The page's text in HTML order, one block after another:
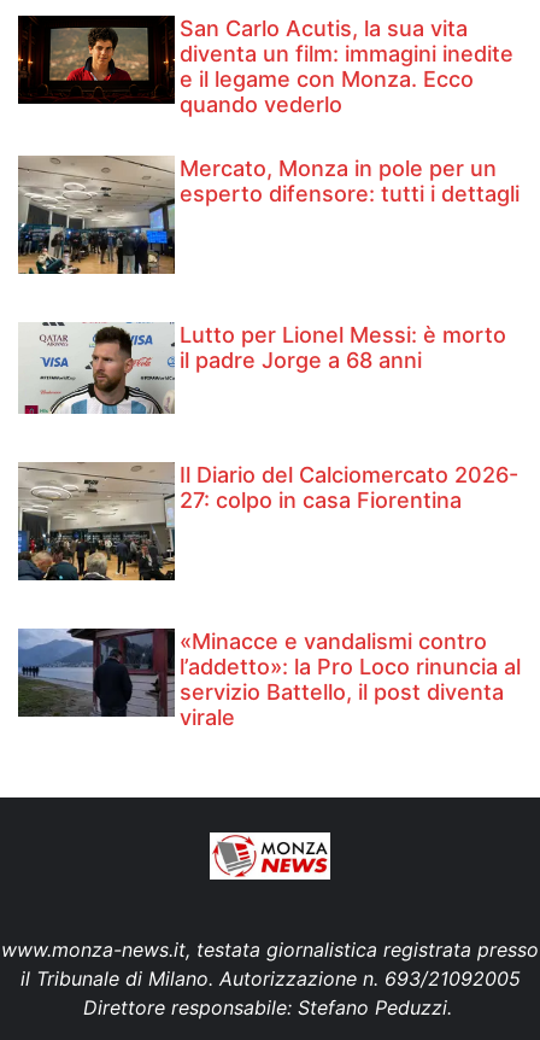
San Carlo Acutis, la sua vita
diventa un film: immagini inedite
e il legame con Monza. Ecco
quando vederlo
Mercato, Monza in pole per un
esperto difensore: tutti i dettagli
Lutto per Lionel Messi: è morto
il padre Jorge a 68 anni
Il Diario del Calciomercato 2026-
27: colpo in casa Fiorentina
«Minacce e vandalismi contro
l’addetto»: la Pro Loco rinuncia al
servizio Battello, il post diventa
virale
www.monza-news.it, testata giornalistica registrata presso
il Tribunale di Milano. Autorizzazione n. 693/21092005
Direttore responsabile: Stefano Peduzzi.